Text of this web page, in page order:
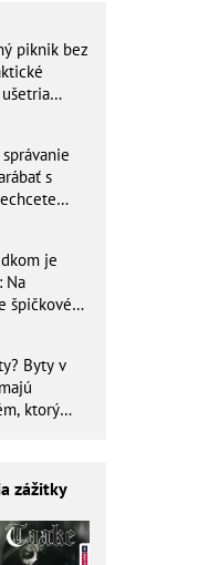
piknik bez
s
je
Na
špičkové
Byty v
ktorý
zážitky